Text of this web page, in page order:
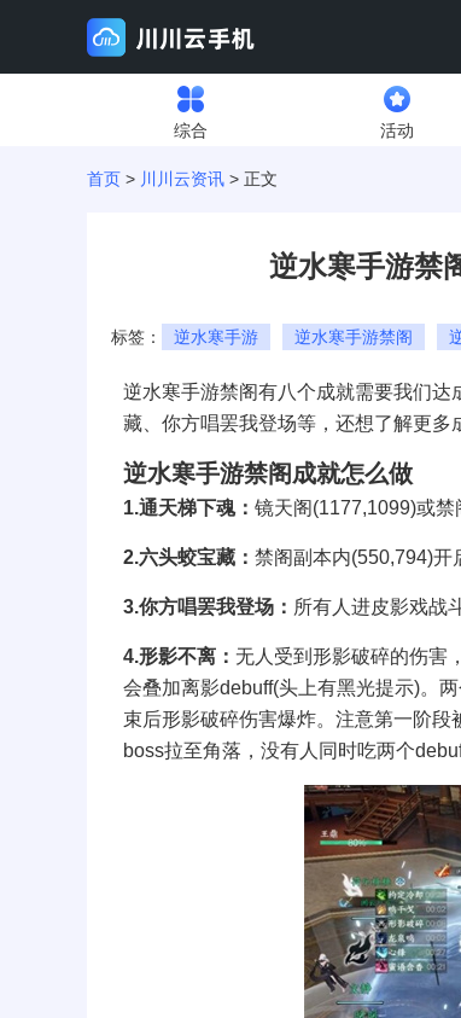
综合 活动
首页 > 川川云资讯 > 正文
逆水寒手游禁
标签： 逆水寒手游 逆水寒手游禁阁
逆水寒手游禁阁有八个成就需要我们
藏、你方唱罢我登场等，还想了解更多
逆水寒手游禁阁成就怎么做
1.通天梯下魂： 镜天阁(1177,1099)或禁
2.六头蛟宝藏： 禁阁副本内(550,794)开
3.你方唱罢我登场： 所有人进皮影戏战
4.形影不离： 无人受到形影破碎的伤害
会叠加离影debuff(头上有黑光提示)。
束后形影破碎伤害爆炸。注意第一阶
boss拉至角落，没有人同时吃两个